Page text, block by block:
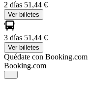
2 días 51,44 €
Ver billetes
3 días 51,44 €
Ver billetes
Quédate con Booking.com
Booking.com